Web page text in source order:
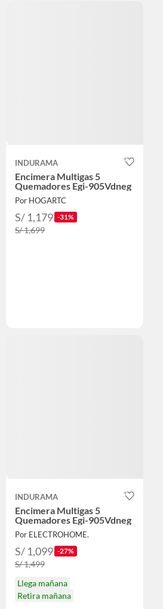
INDURAMA
Encimera Multigas 5
Quemadores Egi-905Vdneg
Por HOGARTC
S/ 1,179 -31%
S/ 1,699
INDURAMA
Encimera Multigas 5
Quemadores Egi-905Vdneg
Por ELECTROHOME.
S/ 1,099 -27%
S/ 1,499
Llega mañana
Retira mañana